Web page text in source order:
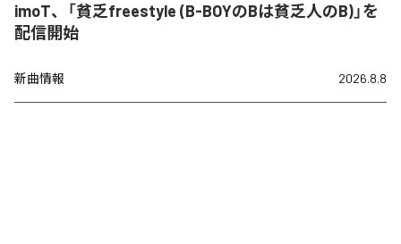
imoT、「貧乏freestyle (B-BOYのBは貧乏人のB)」を
配信開始
新曲情報 2026.8.8